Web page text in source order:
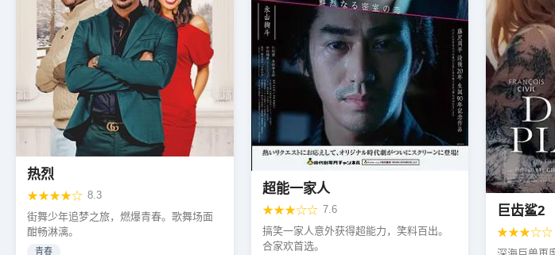
热烈
★★★★☆ 8.3
街舞少年追梦之旅，燃爆青春。歌舞场面
酣畅淋漓。
青春
超能一家人
★★★☆☆ 7.6
搞笑一家人意外获得超能力，笑料百出。
合家欢首选。
巨齿鲨2
★★★☆☆